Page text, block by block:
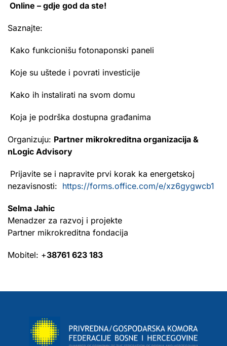
Online – gdje god da ste!
Saznajte:
Kako funkcionišu fotonaponski paneli
Koje su uštede i povrati investicije
Kako ih instalirati na svom domu
Koja je podrška dostupna građanima
Organizuju: Partner mikrokreditna organizacija &
nLogic Advisory
Prijavite se i napravite prvi korak ka energetskoj
nezavisnosti: https://forms.office.com/e/xz6gygwcb1
Selma Jahic
Menadzer za razvoj i projekte
Partner mikrokreditna fondacija
Mobitel: +38761 623 183